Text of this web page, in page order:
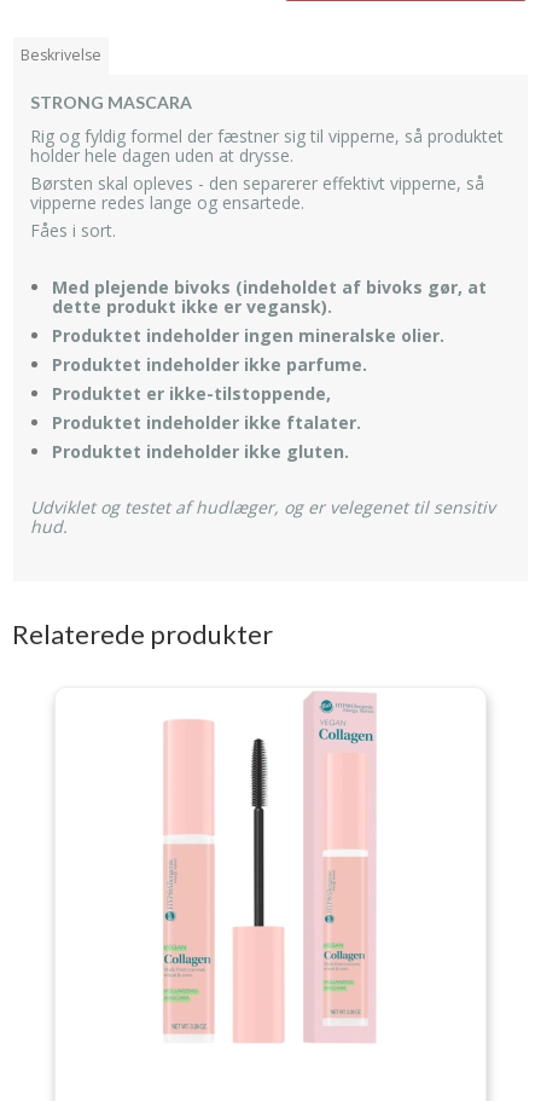
Beskrivelse
STRONG MASCARA
Rig og fyldig formel der fæstner sig til vipperne, så produktet
holder hele dagen uden at drysse.
Børsten skal opleves - den separerer effektivt vipperne, så
vipperne redes lange og ensartede.
Fåes i sort.
Med plejende bivoks (indeholdet af bivoks gør, at
dette produkt ikke er vegansk).
Produktet indeholder ingen mineralske olier.
Produktet indeholder ikke parfume.
Produktet er ikke-tilstoppende,
Produktet indeholder ikke ftalater.
Produktet indeholder ikke gluten.
Udviklet og testet af hudlæger, og er velegenet til sensitiv
hud.
Relaterede produkter